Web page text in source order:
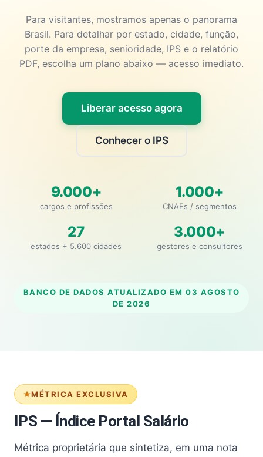
Para visitantes, mostramos apenas o panorama
Brasil. Para detalhar por estado, cidade, função,
porte da empresa, senioridade, IPS e o relatório
PDF, escolha um plano abaixo — acesso imediato.
Liberar acesso agora
Conhecer o IPS
9.000+
cargos e profissões
1.000+
CNAEs / segmentos
27
estados + 5.600 cidades
3.000+
gestores e consultores
BANCO DE DADOS ATUALIZADO EM 03 AGOSTO
DE 2026
MÉTRICA EXCLUSIVA
IPS — Índice Portal Salário
Métrica proprietária que sintetiza, em uma nota